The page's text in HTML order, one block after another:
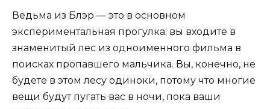
Ведьма из Блэр — это в основном
экспериментальная прогулка; вы входите в
знаменитый лес из одноименного фильма в
поисках пропавшего мальчика. Вы, конечно, не
будете в этом лесу одиноки, потому что многие
вещи будут пугать вас в ночи, пока ваши